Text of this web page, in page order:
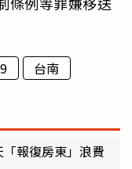
台南
報復房東」浪費